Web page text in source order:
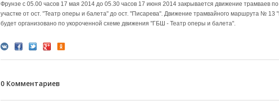
Фрунзе с 05.00 часов 17 мая 2014 до 05.30 часов 17 июня 2014 закрывается движение трамваев
участке от ост. "Театр оперы и балета" до ост. "Писарева". Движение трамвайного маршрута №
будет организовано по укороченной схеме движения "ГБШ - Театр оперы и балета".
0 Комментариев